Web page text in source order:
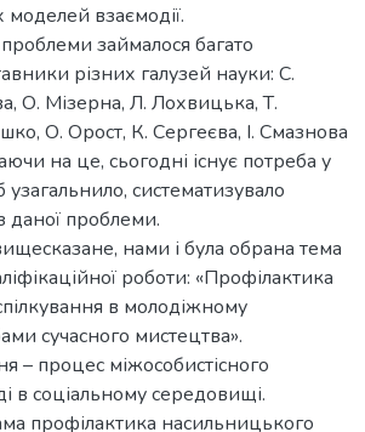
взаємодії.
займалося багато
різних галузей науки: С.
О. Мізерна, Л. Лохвицька, Т.
О. Орост, К. Сергеєва, І. Смазнова
на це, сьогодні існує потреба у
узагальнило, систематизувало
даної проблеми.
нами і була обрана тема
роботи: «Профілактика
в молодіжному
сучасного мистецтва».
– процес міжособистісного
в соціальному середовищі.
профілактика насильницького